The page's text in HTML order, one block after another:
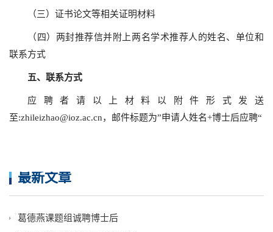
（三）证书论文等相关证明材料
（四）两封推荐信并附上两名学术推荐人的姓名、单位和
联系方式
五、联系方式
应聘者请以上材料以附件形式发送
至:zhileizhao@ioz.ac.cn，邮件标题为
“申请人姓名+博士后应聘
”
最新文章
葛德燕课题组诚聘博士后